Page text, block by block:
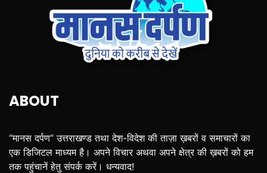
ABOUT
“मानस दर्पण” उत्तराखण्ड तथा देश-विदेश की ताज़ा ख़बरों व समाचारों का
एक डिजिटल माध्यम है। अपने विचार अथवा अपने क्षेत्र की ख़बरों को हम
तक पहुंचानें हेतु संपर्क करें। धन्यवाद!